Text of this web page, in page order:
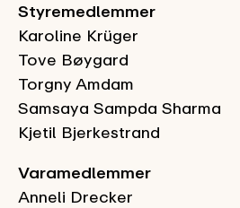
Styremedlemmer
Karoline Krüger
Tove Bøygard
Torgny Amdam
Samsaya Sampda Sharma
Kjetil Bjerkestrand
Varamedlemmer
Anneli Drecker